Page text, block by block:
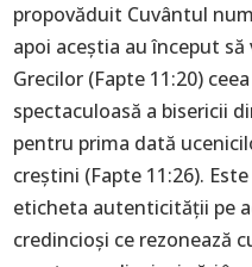
propovăduit Cuvântul
apoi aceștia au început să
Grecilor (Fapte 11:20)
spectaculoasă a bisericii
pentru prima dată
creștini (Fapte 11:26).
eticheta autenticității pe
credincioși ce rezonează